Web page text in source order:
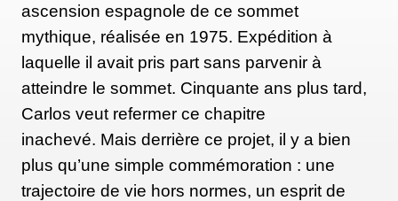
ascension espagnole de ce sommet
mythique, réalisée en 1975. Expédition à
laquelle il avait pris part sans parvenir à
atteindre le sommet. Cinquante ans plus tard,
Carlos veut refermer ce chapitre
inachevé. Mais derrière ce projet, il y a bien
plus qu’une simple commémoration : une
trajectoire de vie hors normes, un esprit de